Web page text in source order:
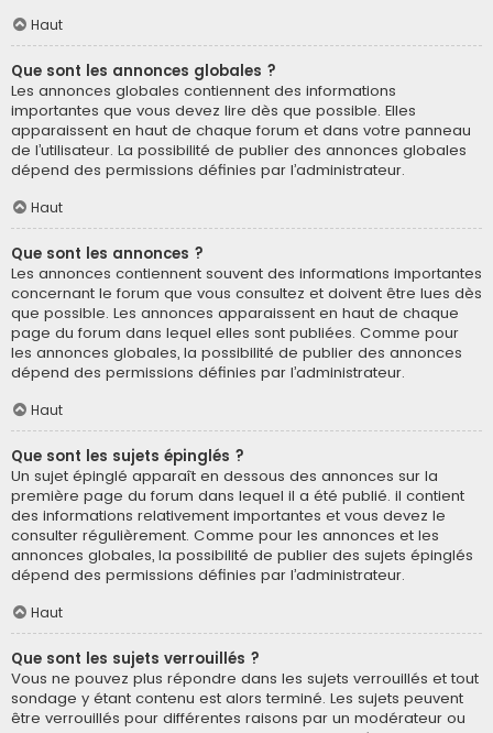
Haut
Que sont les annonces globales ?
Les annonces globales contiennent des informations
importantes que vous devez lire dès que possible. Elles
apparaissent en haut de chaque forum et dans votre panneau
de l’utilisateur. La possibilité de publier des annonces globales
dépend des permissions définies par l’administrateur.
Haut
Que sont les annonces ?
Les annonces contiennent souvent des informations importantes
concernant le forum que vous consultez et doivent être lues dès
que possible. Les annonces apparaissent en haut de chaque
page du forum dans lequel elles sont publiées. Comme pour
les annonces globales, la possibilité de publier des annonces
dépend des permissions définies par l’administrateur.
Haut
Que sont les sujets épinglés ?
Un sujet épinglé apparaît en dessous des annonces sur la
première page du forum dans lequel il a été publié. il contient
des informations relativement importantes et vous devez le
consulter régulièrement. Comme pour les annonces et les
annonces globales, la possibilité de publier des sujets épinglés
dépend des permissions définies par l’administrateur.
Haut
Que sont les sujets verrouillés ?
Vous ne pouvez plus répondre dans les sujets verrouillés et tout
sondage y étant contenu est alors terminé. Les sujets peuvent
être verrouillés pour différentes raisons par un modérateur ou